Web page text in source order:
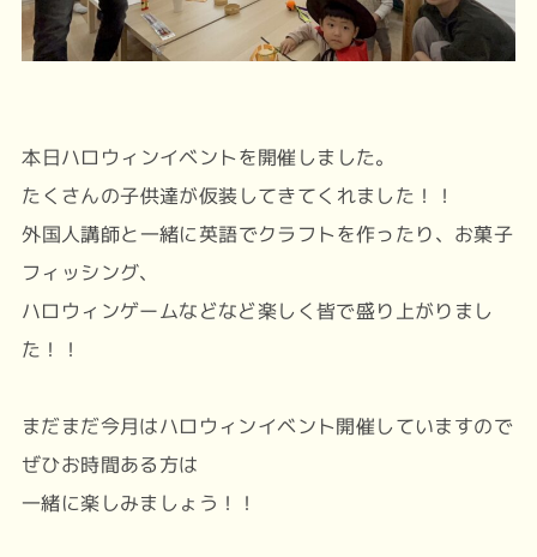
本日ハロウィンイベントを開催しました。
たくさんの子供達が仮装してきてくれました！！
外国人講師と一緒に英語でクラフトを作ったり、お菓子
フィッシング、
ハロウィンゲームなどなど楽しく皆で盛り上がりまし
た！！
まだまだ今月はハロウィンイベント開催していますので
ぜひお時間ある方は
一緒に楽しみましょう！！